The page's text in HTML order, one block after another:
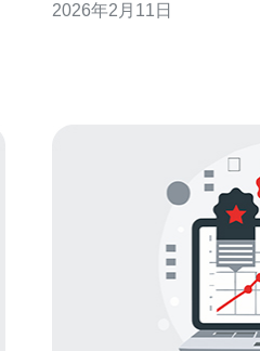
先，我们需要了解什么是
2026年2月11日